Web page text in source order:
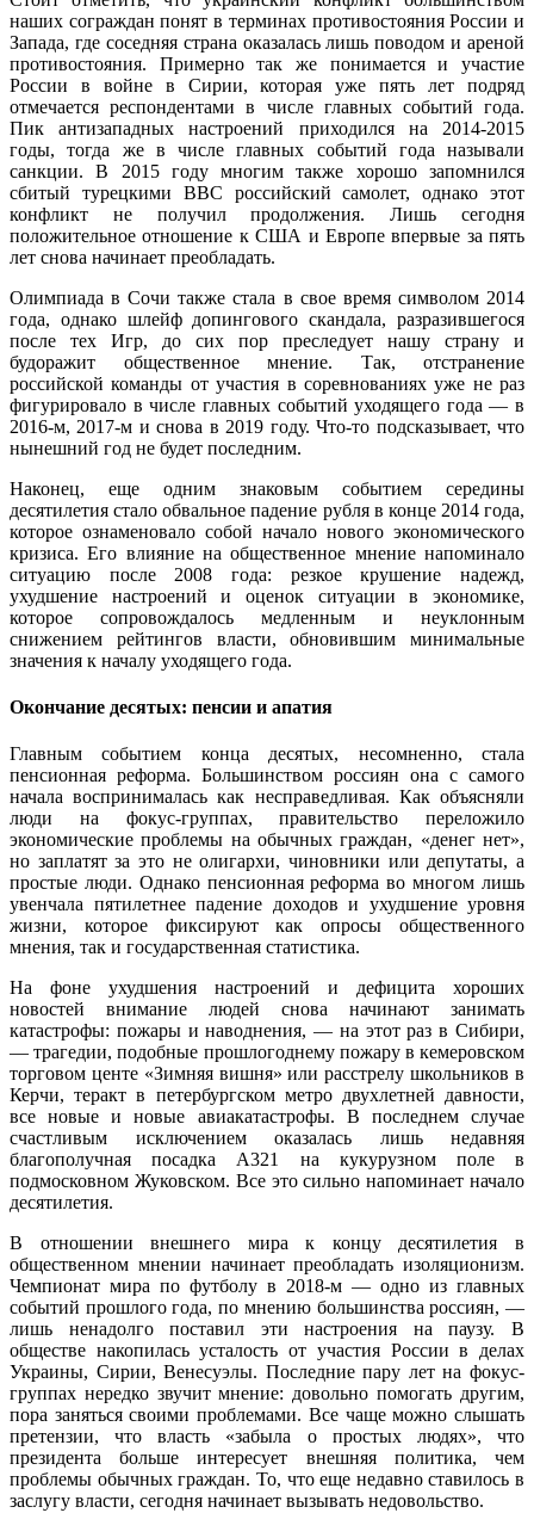
наших сограждан понят в терминах противостояния России и
Запада, где соседняя страна оказалась лишь поводом и ареной
противостояния. Примерно так же понимается и участие
России в войне в Сирии, которая уже пять лет подряд
отмечается респондентами в числе главных событий года.
Пик антизападных настроений приходился на 2014-2015
годы, тогда же в числе главных событий года называли
санкции. В 2015 году многим также хорошо запомнился
сбитый турецкими ВВС российский самолет, однако этот
конфликт не получил продолжения. Лишь сегодня
положительное отношение к США и Европе впервые за пять
лет снова начинает преобладать.
Олимпиада в Сочи также стала в свое время символом 2014
года, однако шлейф допингового скандала, разразившегося
после тех Игр, до сих пор преследует нашу страну и
будоражит общественное мнение. Так, отстранение
российской команды от участия в соревнованиях уже не раз
фигурировало в числе главных событий уходящего года — в
2016-м, 2017-м и снова в 2019 году. Что-то подсказывает, что
нынешний год не будет последним.
Наконец, еще одним знаковым событием середины
десятилетия стало обвальное падение рубля в конце 2014 года,
которое ознаменовало собой начало нового экономического
кризиса. Его влияние на общественное мнение напоминало
ситуацию после 2008 года: резкое крушение надежд,
ухудшение настроений и оценок ситуации в экономике,
которое сопровождалось медленным и неуклонным
снижением рейтингов власти, обновившим минимальные
значения к началу уходящего года.
Окончание десятых: пенсии и апатия
Главным событием конца десятых, несомненно, стала
пенсионная реформа. Большинством россиян она с самого
начала воспринималась как несправедливая. Как объясняли
люди на фокус-группах, правительство переложило
экономические проблемы на обычных граждан, «денег нет»,
но заплатят за это не олигархи, чиновники или депутаты, а
простые люди. Однако пенсионная реформа во многом лишь
увенчала пятилетнее падение доходов и ухудшение уровня
жизни, которое фиксируют как опросы общественного
мнения, так и государственная статистика.
На фоне ухудшения настроений и дефицита хороших
новостей внимание людей снова начинают занимать
катастрофы: пожары и наводнения, — на этот раз в Сибири,
— трагедии, подобные прошлогоднему пожару в кемеровском
торговом центе «Зимняя вишня» или расстрелу школьников в
Керчи, теракт в петербургском метро двухлетней давности,
все новые и новые авиакатастрофы. В последнем случае
счастливым исключением оказалась лишь недавняя
благополучная посадка А321 на кукурузном поле в
подмосковном Жуковском. Все это сильно напоминает начало
десятилетия.
В отношении внешнего мира к концу десятилетия в
общественном мнении начинает преобладать изоляционизм.
Чемпионат мира по футболу в 2018-м — одно из главных
событий прошлого года, по мнению большинства россиян, —
лишь ненадолго поставил эти настроения на паузу. В
обществе накопилась усталость от участия России в делах
Украины, Сирии, Венесуэлы. Последние пару лет на фокус-
группах нередко звучит мнение: довольно помогать другим,
пора заняться своими проблемами. Все чаще можно слышать
претензии, что власть «забыла о простых людях», что
президента больше интересует внешняя политика, чем
проблемы обычных граждан. То, что еще недавно ставилось в
заслугу власти, сегодня начинает вызывать недовольство.